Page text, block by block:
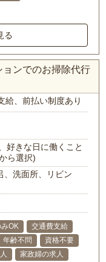
る
ンでのお掃除代行
給、前払い制度あり
好きな日に働くこと
ら選択)
、洗面所、リビン
OK
交通費支給
年齢不問
資格不要
家政婦の求人